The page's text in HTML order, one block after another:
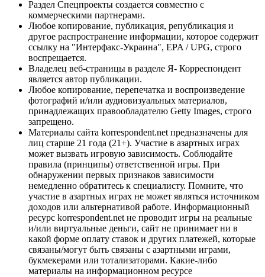
Раздел Спецпроекты создается совместно с
коммерческими партнерами.
Любое копирование, публикация, републикация и
другое распространение информации, которое содержит
ссылку на "Интерфакс-Украина", EPA / UPG, строго
воспрещается.
Владелец веб-страницы в разделе Я- Корреспондент
является автор публикации.
Любое копирование, перепечатка и воспроизведение
фотографий и/или аудиовизуальных материалов,
принадлежащих правообладателю Getty Images, строго
запрещено.
Материалы сайта korrespondent.net предназначены для
лиц старше 21 года (21+). Участие в азартных играх
может вызвать игровую зависимость. Соблюдайте
правила (принципы) ответственной игры. При
обнаружении первых признаков зависимости
немедленно обратитесь к специалисту. Помните, что
участие в азартных играх не может являться источником
доходов или альтернативой работе. Информационный
ресурс korrespondent.net не проводит игры на реальные
и/или виртуальные деньги, сайт не принимает ни в
какой форме оплату ставок и других платежей, которые
связаны/могут быть связаны с азартными играми,
букмекерами или тотализаторами. Какие-либо
материалы на информационном ресурсе